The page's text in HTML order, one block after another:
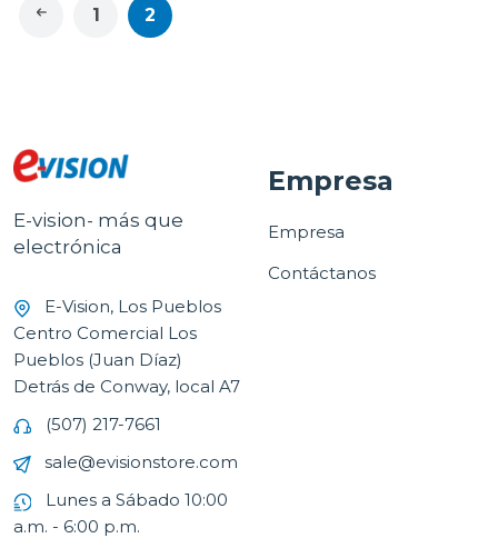
1 2
E-vision- más que
electrónica
E-Vision, Los Pueblos
Centro Comercial Los
Pueblos (Juan Díaz)
Detrás de Conway, local A7
(507) 217-7661
sale@evisionstore.com
Lunes a Sábado 10:00
a.m. - 6:00 p.m.
Empresa
Empresa
Contáctanos